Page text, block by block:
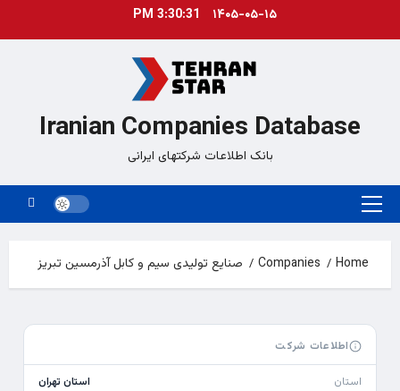
۱۴۰۵-۰۵-۱۵ 3:30:31 PM
Iranian Companies Database
بانک اطلاعات شرکتهای ایرانی
Primary
Home
Companies صنایع تولیدی سیم و کابل آذرمسین تبریز
اطلاعات شرکت
استان استان تهران